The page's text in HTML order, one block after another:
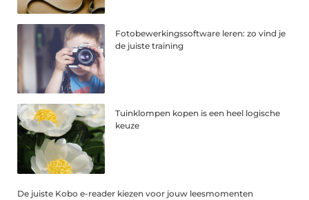
Fotobewerkingssoftware leren: zo vind je
de juiste training
Tuinklompen kopen is een heel logische
keuze
De juiste Kobo e-reader kiezen voor jouw leesmomenten